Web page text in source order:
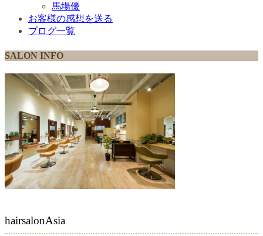
馬場優
お客様の感想を送る
ブログ一覧
SALON INFO
hairsalonAsia